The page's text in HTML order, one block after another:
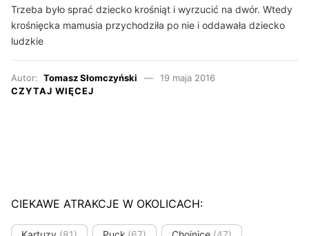
Trzeba było sprać dziecko krośniąt i wyrzucić na dwór. Wtedy
krośnięcka mamusia przychodziła po nie i oddawała dziecko
ludzkie
Autor: Tomasz Słomczyński
19 maja 2016
CZYTAJ WIĘCEJ
CIEKAWE ATRAKCJE W OKOLICACH: